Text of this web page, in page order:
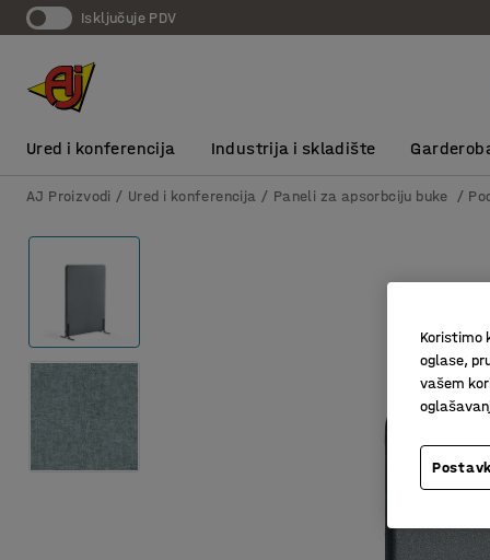
Isključuje PDV
Ured i konferencija Industrija i skladište
AJ Proizvodi Ured i konferencija Paneli za apsorbciju buke
Koristimo
oglase,
vašem